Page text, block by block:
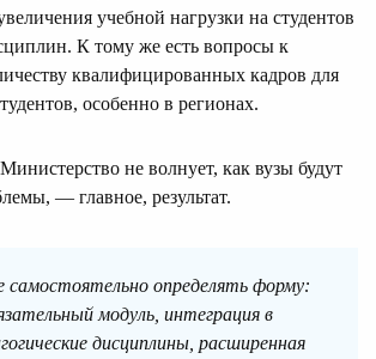
учебной нагрузки на студентов
К тому же есть вопросы к
квалифицированных кадров для
особенно в регионах.
не волнует, как вузы будут
— главное, результат.
определять форму:
модуль, интеграция в
дисциплины, расширенная